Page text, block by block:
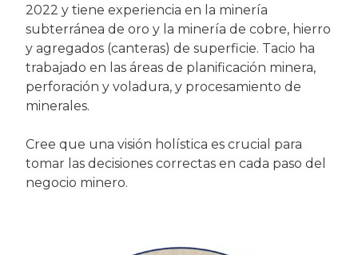
2022 y tiene experiencia en la minería
subterránea de oro y la minería de cobre, hierro
y agregados (canteras) de superficie. Tacio ha
trabajado en las áreas de planificación minera,
perforación y voladura, y procesamiento de
minerales.
Cree que una visión holística es crucial para
tomar las decisiones correctas en cada paso del
negocio minero.